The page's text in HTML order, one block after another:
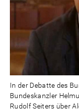
In der Debatte des
Bundeskanzler
Rudolf Seiters über